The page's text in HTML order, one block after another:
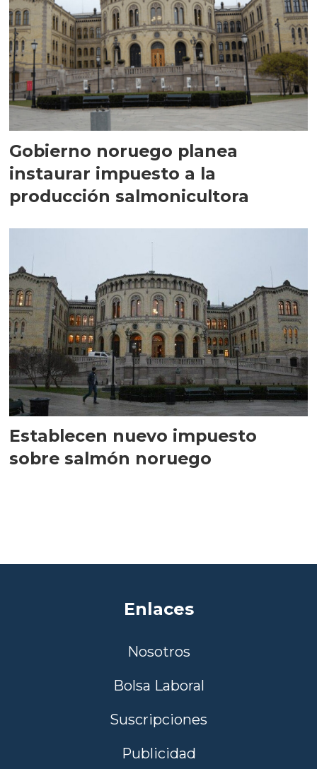
Gobierno noruego planea
instaurar impuesto a la
producción salmonicultora
Establecen nuevo impuesto
sobre salmón noruego
Enlaces
Nosotros
Bolsa Laboral
Suscripciones
Publicidad